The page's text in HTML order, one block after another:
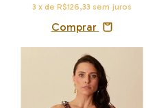
3 x de R$126,33 sem juros
Comprar